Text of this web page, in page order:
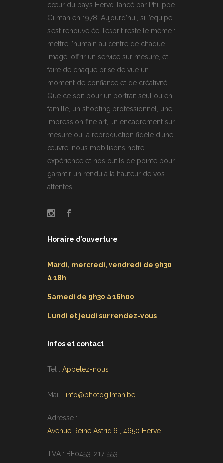
cœur du pays Herve, lancé par Philippe
Gilman en 1978. Aujourd’hui, si l’équipe
s’est renouvelée, l’esprit reste le même :
mettre l’humain au centre de chaque
image, offrir un service sur mesure, et
faire de chaque prise de vue un
moment de confiance et de créativité.
Que ce soit pour un portrait seul ou en
famille, un shooting professionnel, une
impression fine art, un encadrement sur
mesure ou la reproduction fidèle d’une
œuvre, nous mobilisons notre
expérience et nos outils de pointe pour
garantir un rendu à la hauteur de vos
attentes.
Horaire d’ouverture
Mardi, mercredi, vendredi de 9h30
à 18h
Samedi de 9h30 à 16h00
Lundi et jeudi sur rendez-vous
Infos et contact
Tel : Appelez-nous
Mail : info@photogilman.be
Adresse :
Avenue Reine Astrid 6 , 4650 Herve
TVA : BE0453-217-553